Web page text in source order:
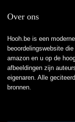
Over ons
Hooh.be is een
beoordelingswebsite
amazon en u op de
afbeeldingen zijn
eigenaren. Alle
bronnen.